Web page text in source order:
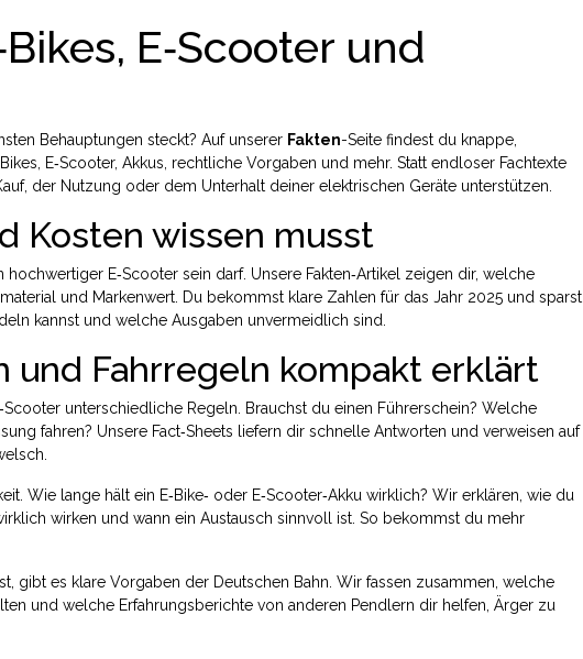
E‑Scooter und
Behauptungen steckt? Auf unserer Fakten-Seite findest du knappe,
E‑Scooter, Akkus, rechtliche Vorgaben und mehr. Statt endloser Fachtexte
der Nutzung oder dem Unterhalt deiner elektrischen Geräte unterstützen.
Kosten wissen musst
E‑Scooter sein darf. Unsere Fakten‑Artikel zeigen dir, welche
und Markenwert. Du bekommst klare Zahlen für das Jahr 2025 und sparst
kannst und welche Ausgaben unvermeidlich sind.
und Fahrregeln kompakt erklärt
unterschiedliche Regeln. Brauchst du einen Führerschein? Welche
fahren? Unsere Fact‑Sheets liefern dir schnelle Antworten und verweisen auf
Wie lange hält ein E‑Bike‑ oder E‑Scooter‑Akku wirklich? Wir erklären, wie du
wirken und wann ein Austausch sinnvoll ist. So bekommst du mehr
gibt es klare Vorgaben der Deutschen Bahn. Wir fassen zusammen, welche
und welche Erfahrungsberichte von anderen Pendlern dir helfen, Ärger zu